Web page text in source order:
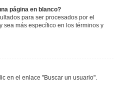
página en blanco?
para ser procesados por el
sea más específico en los términos y
en el enlace "Buscar un usuario".